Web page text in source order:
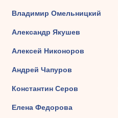
Владимир Омельницкий
Александр Якушев
Алексей Никоноров
Андрей Чапуров
Константин Серов
Елена Федорова